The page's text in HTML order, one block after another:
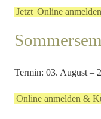
Jetzt Online
Termin: 03. August –
Online anmelden &